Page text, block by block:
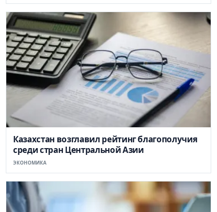
Казахстан возглавил рейтинг благополучия
среди стран Центральной Азии
ЭКОНОМИКА